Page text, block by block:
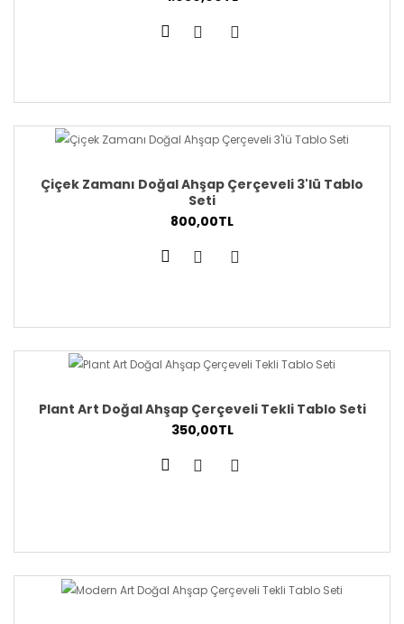
Çiçek Zamanı Doğal Ahşap Çerçeveli 3'lü Tablo
Seti
800,00TL
Plant Art Doğal Ahşap Çerçeveli Tekli Tablo Seti
350,00TL